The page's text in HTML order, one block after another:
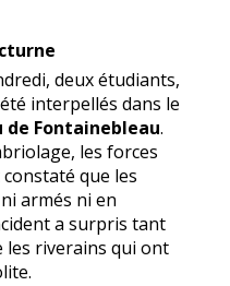
deux étudiants,
interpellés dans le
de Fontainebleau.
les forces
que les
armés ni en
a surpris tant
les riverains qui ont